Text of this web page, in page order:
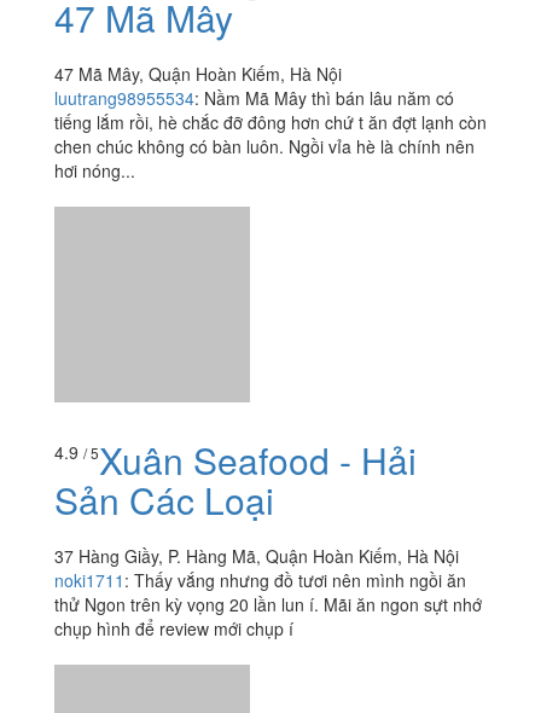
noki1711:Thấy vắng nhưng đồ tươi nên mình ngồi ăn
chụp hình để review mới chụp í